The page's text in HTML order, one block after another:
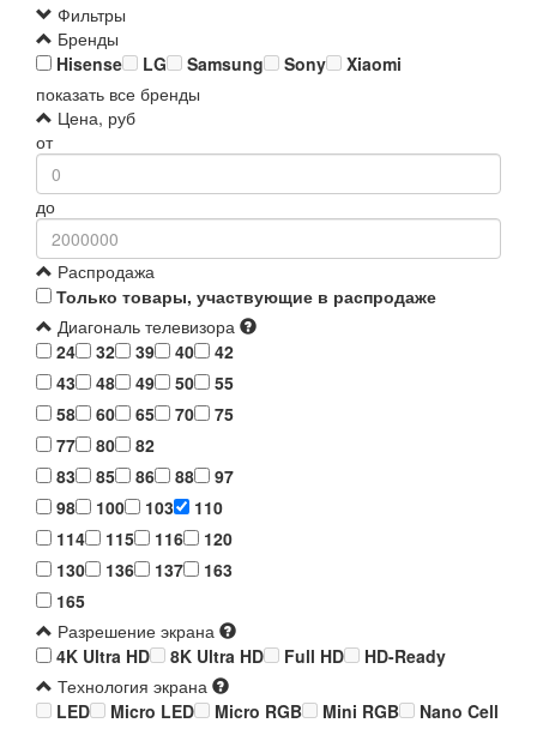
Фильтры
Бренды
Hisense
LG Samsung Sony
Xiaomi
показать все бренды
Цена, руб
от
до
Распродажа
Только товары, участвующие в распродаже
Диагональ телевизора
24
32 39 40
42
43
48 49 50
55
58
60 65 70
75
77
80
82
83
85 86 88
97
98
100 103
110
114
115 116
120
130
136 137
163
165
Разрешение экрана
4K Ultra HD
8K Ultra HD Full HD
HD-Ready
Технология экрана
LED
Micro LED Micro RGB Mini RGB
Nano Cell